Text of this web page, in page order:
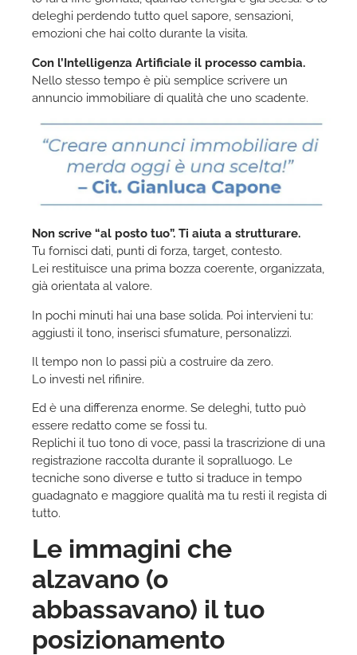
deleghi perdendo tutto quel sapore, sensazioni,
emozioni che hai colto durante la visita.
Con l’Intelligenza Artificiale il processo cambia.
Nello stesso tempo è più semplice scrivere un
annuncio immobiliare di qualità che uno scadente.
Non scrive “al posto tuo”. Ti aiuta a strutturare.
Tu fornisci dati, punti di forza, target, contesto.
Lei restituisce una prima bozza coerente, organizzata,
già orientata al valore.
In pochi minuti hai una base solida. Poi intervieni tu:
aggiusti il tono, inserisci sfumature, personalizzi.
Il tempo non lo passi più a costruire da zero.
Lo investi nel rifinire.
Ed è una differenza enorme. Se deleghi, tutto può
essere redatto come se fossi tu.
Replichi il tuo tono di voce, passi la trascrizione di una
registrazione raccolta durante il sopralluogo. Le
tecniche sono diverse e tutto si traduce in tempo
guadagnato e maggiore qualità ma tu resti il regista di
tutto.
Le immagini che
alzavano (o
abbassavano) il tuo
posizionamento